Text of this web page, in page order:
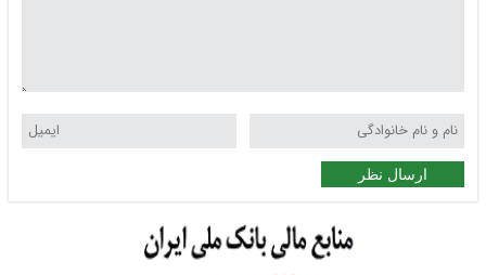
ارسال نظر